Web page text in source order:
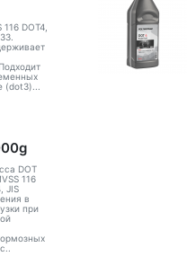
DOT4,
DOT
116
JIS
в
при